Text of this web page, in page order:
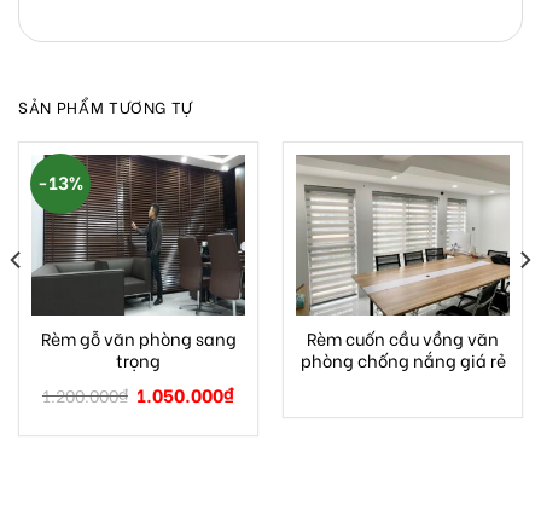
SẢN PHẨM TƯƠNG TỰ
-13%
Rèm gỗ văn phòng sang
trọng
1.200.000₫ 1.050.000₫
Rèm cuốn cầu vồng văn
phòng chống nắng giá rẻ